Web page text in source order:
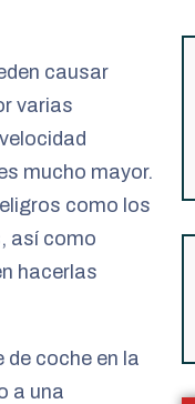
causar
varias
mucho mayor.
como los
así como
hacerlas
de coche en la
a una